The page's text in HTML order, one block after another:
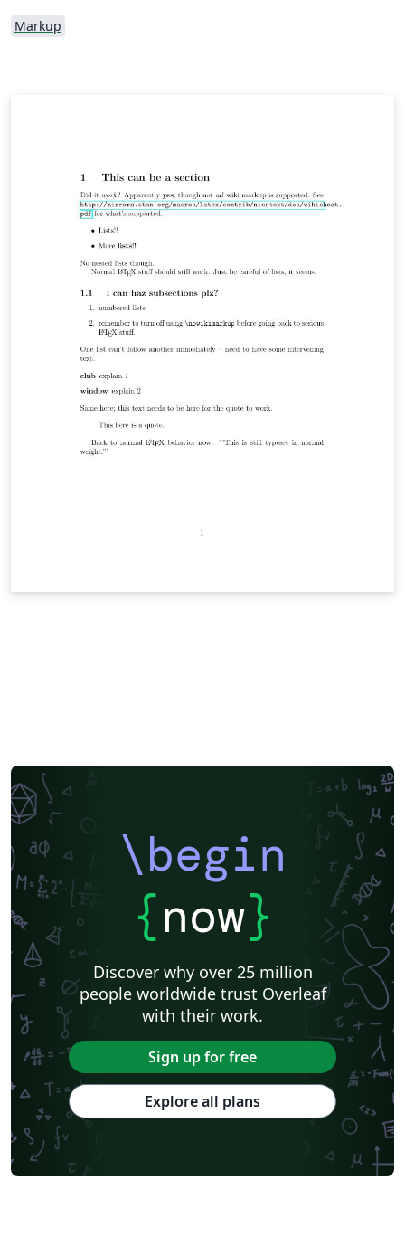
Markup
\begin
{now}
Discover why over 25 million
people worldwide trust Overleaf
with their work.
Sign up for free
Explore all plans